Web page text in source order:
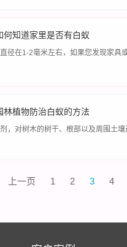
何知道家里是否有白蚁
径在1-2毫米左右，如果您发现家具
林植物防治白蚁的方法
，对树木的树干、根部以及周围土
上一页 1 2 3 4